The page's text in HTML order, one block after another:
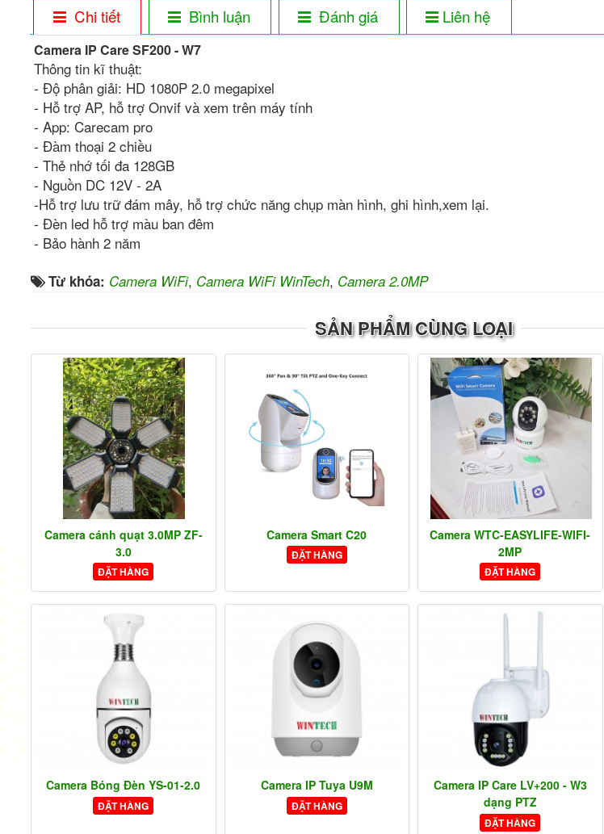
Chi tiết Bình luận Đánh giá Liên hệ
Camera IP Care SF200 - W7
Thông tin kĩ thuật:
- Độ phân giải: HD 1080P 2.0 megapixel
- Hỗ trợ AP, hỗ trợ Onvif và xem trên máy tính
- App: Carecam pro
- Đàm thoại 2 chiều
- Thẻ nhớ tối đa 128GB
- Nguồn DC 12V - 2A
-Hỗ trợ lưu trữ đám mây, hỗ trợ chức năng chụp màn hình, ghi hình,xem lại.
- Đèn led hỗ trợ màu ban đêm
- Bảo hành 2 năm
Từ khóa: Camera WiFi, Camera WiFi WinTech, Camera 2.0MP
SẢN PHẨM CÙNG LOẠI
Camera cánh quạt 3.0MP ZF-
3.0
ĐẶT HÀNG
Camera Smart C20
ĐẶT HÀNG
Camera WTC-EASYLIFE-WIFI-
2MP
ĐẶT HÀNG
Camera Bóng Đèn YS-01-2.0
ĐẶT HÀNG
Camera IP Tuya U9M
ĐẶT HÀNG
Camera IP Care LV+200 - W3
dạng PTZ
ĐẶT HÀNG